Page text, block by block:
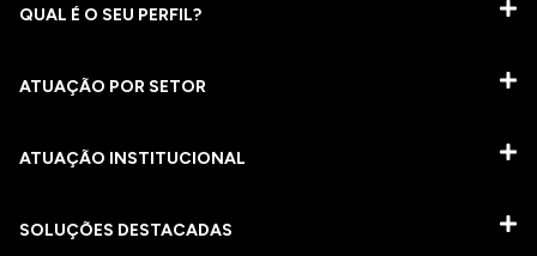
QUAL É O SEU PERFIL?
ATUAÇÃO POR SETOR
ATUAÇÃO INSTITUCIONAL
SOLUÇÕES DESTACADAS